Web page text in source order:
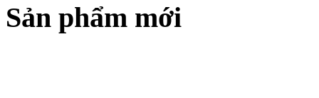
Sản phẩm mới